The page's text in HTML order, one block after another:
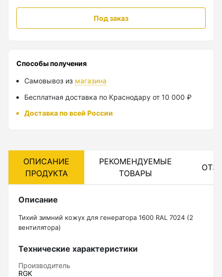
Под заказ
Способы получения
Самовывоз из магазина
Бесплатная доставка по Краснодару от 10 000 ₽
Доставка по всей России
ОПИСАНИЕ
ПРОДУКТА
РЕКОМЕНДУЕМЫЕ
ТОВАРЫ
Описание
Тихий зимний кожух для генератора 1600 RAL 7024 (2
вентилятора)
Технические характеристики
Производитель
RGK
Дорожные колеса (курвиметры)
Колесо измерительное
Лазерные уровни
Лазерные уровни ADA
Показать еще
Мотобуры
Аксессуары для мотобуров
Мотобуры